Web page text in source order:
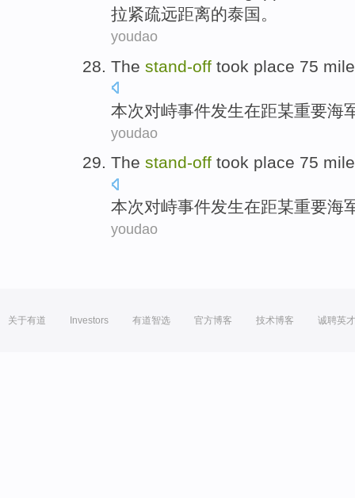
拉紧疏远距离的泰国。
youdao
The stand-off took place 75
本次对峙事件发生在距某重要海
youdao
The stand-off took place 75
本次对峙事件发生在距某重要海
youdao
关于有道 Investors 有道智选 官方博客 技术博客 诚聘英才